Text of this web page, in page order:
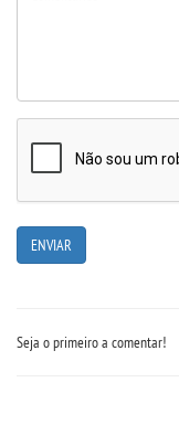
NOTÍCIAS
PORTARIAS
WEBMAIL
Seja o primeiro a comentar!